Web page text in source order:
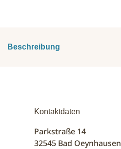
Beschreibung
Kontaktdaten
Parkstraße 14
32545 Bad Oeynhausen